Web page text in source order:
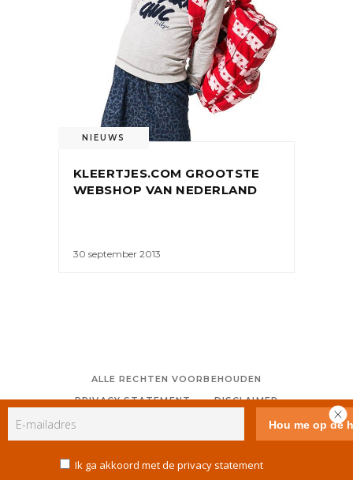
NIEUWS
KLEERTJES.COM GROOTSTE
WEBSHOP VAN NEDERLAND
30 september 2013
ALLE RECHTEN VOORBEHOUDEN
PRIVACY STATEMENT
DISCLAIMER
GEBRUIKERSVOORWAARDEN
COOKIE POLICY (EU)
Ik ga akkoord met de privacy statement